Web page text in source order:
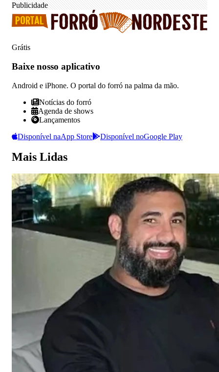
Publicidade
Grátis
Baixe nosso aplicativo
Android e iPhone. O portal do forró na palma da mão.
Notícias do forró
Agenda de shows
Lançamentos
Disponível naApp Store Disponível noGoogle Play
Mais Lidas